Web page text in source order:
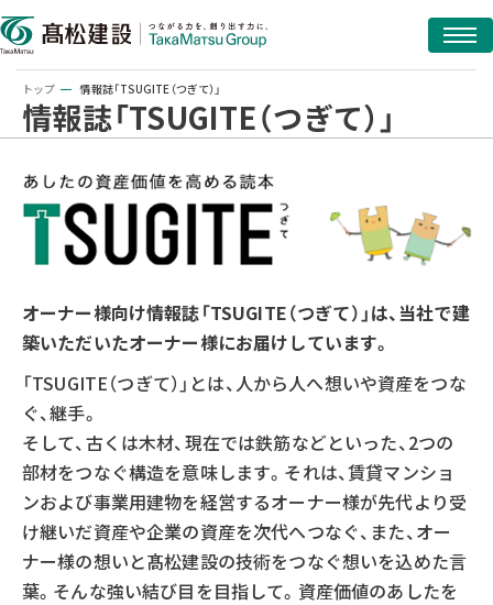
トップ 情報誌「TSUGITE（つぎて）」
情報誌「TSUGITE（つぎて）」
オーナー様向け情報誌「TSUGITE（つぎて）」は、 当社で建
築いただいたオーナー様にお届けしています。
「TSUGITE（つぎて）」とは、人から人へ想いや資産をつな
ぐ、継手。
そして、古くは木材、現在では鉄筋などといった、2つの
部材をつなぐ構造を意味します。それは、賃貸マンショ
ンおよび事業用建物を経営するオーナー様が先代より受
け継いだ資産や企業の資産を次代へつなぐ、また、オー
ナー様の想いと髙松建設の技術をつなぐ想いを込めた言
葉。そんな強い結び目を目指して。資産価値のあしたを